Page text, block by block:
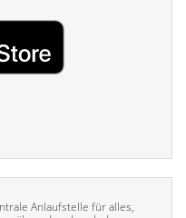
Anlaufstelle für alles,